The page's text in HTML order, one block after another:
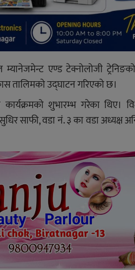
एण्ड टेक्नोलोजी ट्रेनिङको
तालिमको उद्घाटन गरिएको छ।
शुभारम्भ गरेका थिए।
साफी, वडा नं. ३ का वडा अध्यक्ष